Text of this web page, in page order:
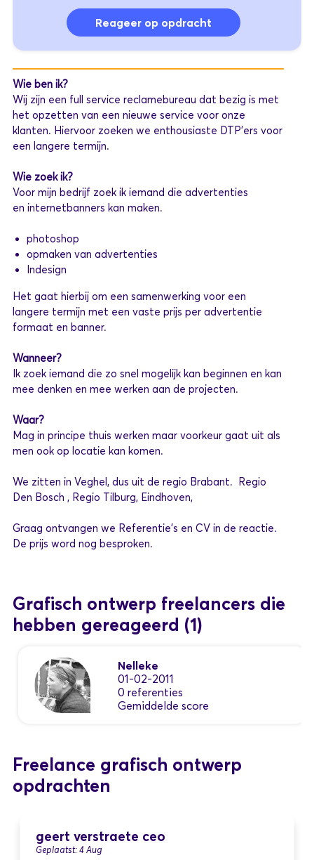
Reageer op opdracht
Wie ben ik?
Wij zijn een full service reclamebureau dat bezig is met
het opzetten van een nieuwe service voor onze
klanten. Hiervoor zoeken we enthousiaste DTP'ers voor
een langere termijn.
Wie zoek ik?
Voor mijn bedrijf zoek ik iemand die advertenties
en internetbanners kan maken.
photoshop
opmaken van advertenties
Indesign
Het gaat hierbij om een samenwerking voor een
langere termijn met een vaste prijs per advertentie
formaat en banner.
Wanneer?
Ik zoek iemand die zo snel mogelijk kan beginnen en kan
mee denken en mee werken aan de projecten.
Waar?
Mag in principe thuis werken maar voorkeur gaat uit als
men ook op locatie kan komen.
We zitten in Veghel, dus uit de regio Brabant. Regio
Den Bosch , Regio Tilburg, Eindhoven,
Graag ontvangen we Referentie's en CV in de reactie.
De prijs word nog besproken.
Grafisch ontwerp freelancers die
hebben gereageerd (1)
Nelleke
01-02-2011
0 referenties
Gemiddelde score
Freelance grafisch ontwerp
opdrachten
geert verstraete ceo
Geplaatst: 4 Aug